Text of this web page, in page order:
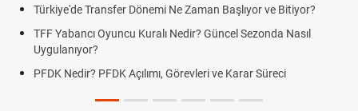
Türkiye'de Transfer Dönemi Ne Zaman Başlıyor ve Bitiyor?
TFF Yabancı Oyuncu Kuralı Nedir? Güncel Sezonda Nasıl
Uygulanıyor?
PFDK Nedir? PFDK Açılımı, Görevleri ve Karar Süreci